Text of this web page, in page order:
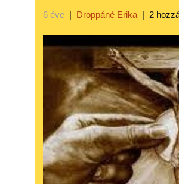
6 éve | Droppáné Erika | 2